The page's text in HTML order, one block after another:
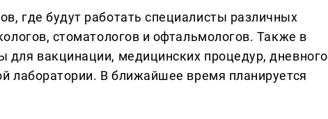
где будут работать специалисты различных
стоматологов и офтальмологов. Также в
для вакцинации, медицинских процедур, дневного
лаборатории. В ближайшее время планируется